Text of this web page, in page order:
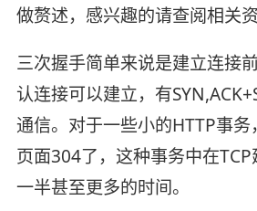
做赘述，感兴趣的请查阅相关资
三次握手简单来说是建立连接
认连接可以建立，有
通信。对于一些小的HTTP事
页面304了，这种事务中在
一半甚至更多的时间。